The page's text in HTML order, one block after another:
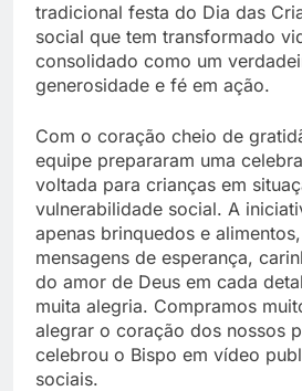
tradicional festa do Dia das
social que tem transformado
consolidado como um
generosidade e fé em ação.
Com o coração cheio de
equipe prepararam uma
voltada para crianças em
vulnerabilidade social. A
apenas brinquedos e
mensagens de esperança,
do amor de Deus em cada
muita alegria. Compramos
alegrar o coração dos nossos
celebrou o Bispo em vídeo
sociais.